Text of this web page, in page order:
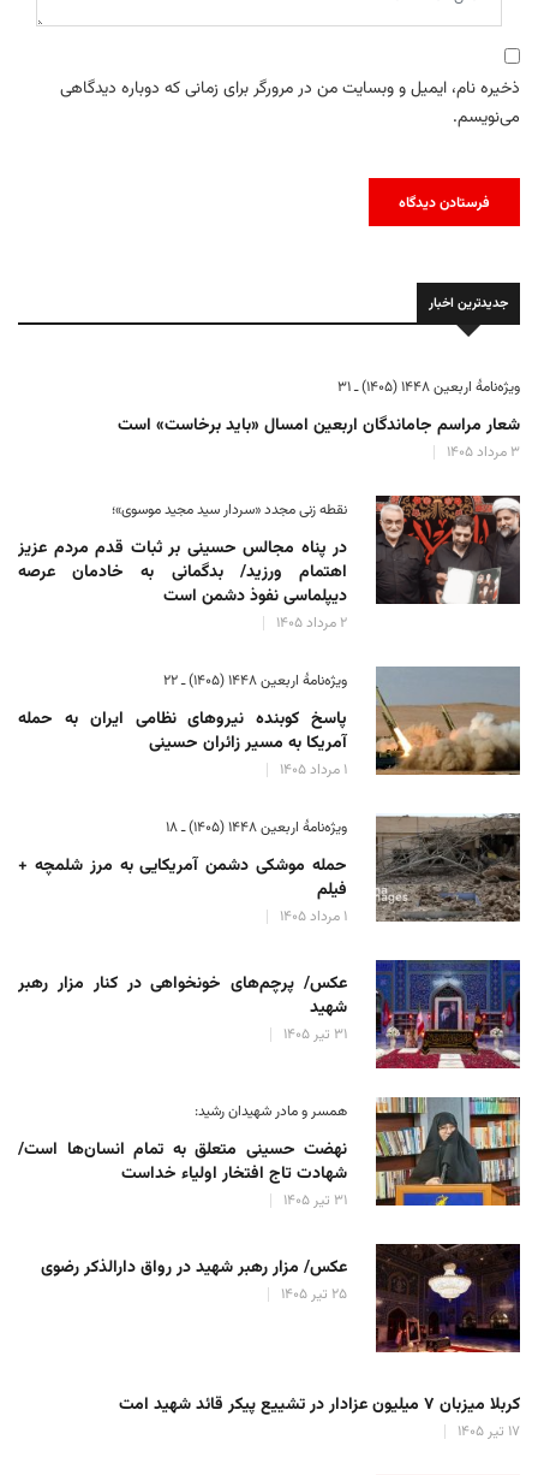
ذخیره نام، ایمیل و وبسایت من در مرورگر برای زمانی که دوباره دیدگاهی
می‌نویسم.
جدیدترین اخبار
ویژه‌نامهٔ اربعین ۱۴۴۸ (۱۴۰۵) ـ ۳۱
شعار مراسم جاماندگان اربعین امسال «باید برخاست» است
۳ مرداد ۱۴۰۵
نقطه زنی مجدد «سردار سید مجید موسوی»؛
در پناه مجالس حسینی بر ثبات‌ قدم مردم عزیز
اهتمام ورزید/ بدگمانی به خادمان عرصه
دیپلماسی نفوذ دشمن است
۲ مرداد ۱۴۰۵
ویژه‌نامهٔ اربعین ۱۴۴۸ (۱۴۰۵) ـ ۲۲
پاسخ کوبنده نیروهای نظامی ایران به حمله
آمریکا به مسیر زائران حسینی
۱ مرداد ۱۴۰۵
ویژه‌نامهٔ اربعین ۱۴۴۸ (۱۴۰۵) ـ ۱۸
حمله موشکی دشمن آمریکایی به مرز شلمچه +
فیلم
۱ مرداد ۱۴۰۵
عکس/ پرچم‌های خونخواهی در کنار مزار رهبر
شهید
۳۱ تیر ۱۴۰۵
همسر و مادر شهیدان رشید:
نهضت حسینی متعلق به تمام انسان‌ها است/
شهادت تاج افتخار اولیاء خداست
۳۱ تیر ۱۴۰۵
عکس/ مزار رهبر شهید در رواق دارالذکر رضوی
۲۵ تیر ۱۴۰۵
کربلا میزبان ۷ میلیون عزادار در تشییع پیکر قائد شهید امت
۱۷ تیر ۱۴۰۵